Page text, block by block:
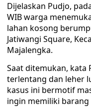
Dijelaskan Pudjo,
WIB warga
lahan kosong
Jatiwangi Square,
Majalengka.
Saat ditemukan, kata
terlentang dan leher
kasus ini bermotif
ingin memiliki